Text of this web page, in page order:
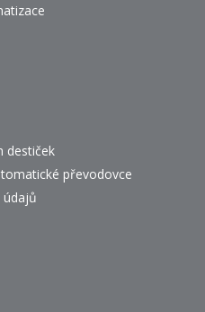
destiček
převodovce
údajů